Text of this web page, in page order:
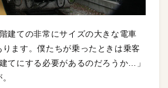
建ての非常にサイズの大きな電車
ます。僕たちが乗ったときは乗客
てにする必要があるのだろうか…」